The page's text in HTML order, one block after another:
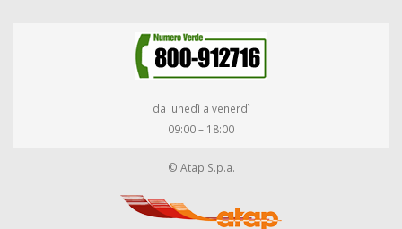
da lunedì a venerdì
09:00 – 18:00
© Atap S.p.a.